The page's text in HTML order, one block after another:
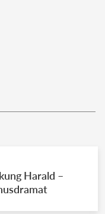
Harald –